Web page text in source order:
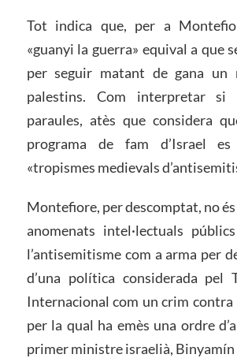
Tot indica que, per a
«guanyi la guerra» equival a que
per seguir matant de gana un
palestins. Com interpretar si
paraules, atès que considera
programa de fam d’Israel
«tropismes medievals
Montefiore, per descomptat, no és
anomenats intel·lectuals
l’antisemitisme com a arma per
d’una política considerada pel
Internacional com un crim
per la qual ha emès una ordre
primer ministre israelià,